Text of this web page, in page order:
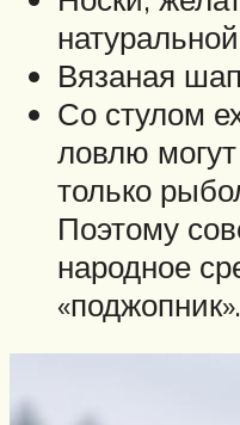
Вязаная
Со стулом
ловлю
только
Поэтому
народное
«поджопник».